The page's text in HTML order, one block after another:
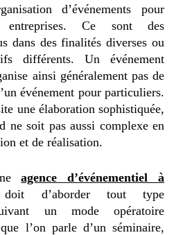
d’événements pour
entreprises. Ce sont des
dans des finalités diverses ou
différents. Un événement
ainsi généralement pas de
événement pour particuliers.
une élaboration sophistiquée,
ne soit pas aussi complexe en
et de réalisation.
agence d’événementiel à
d’aborder tout type
un mode opératoire
l’on parle d’un séminaire,